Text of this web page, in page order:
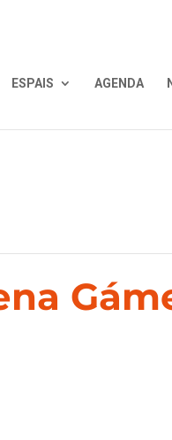
ESPAIS AGENDA